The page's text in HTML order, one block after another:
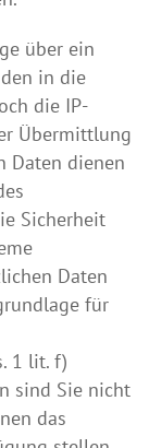
über ein
in die
die IP-
Übermittlung
Daten dienen
Sicherheit
Daten
für
1 lit. f)
sind Sie nicht
das